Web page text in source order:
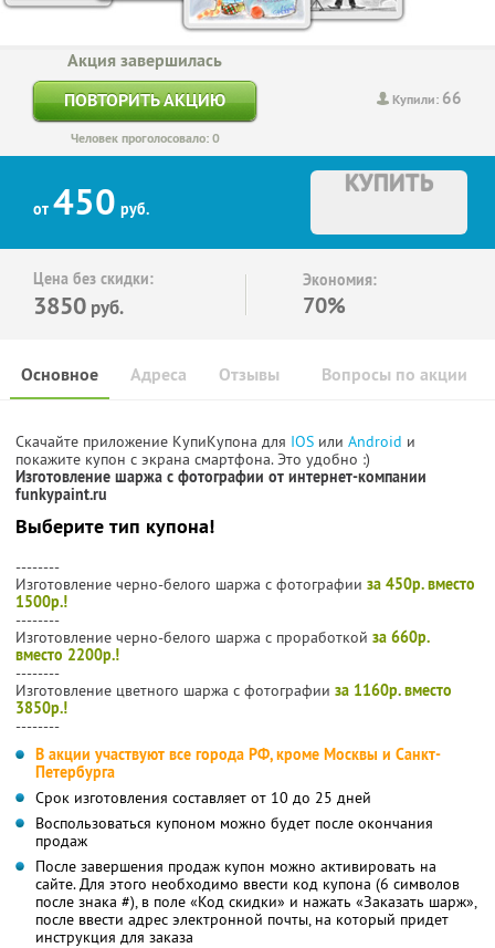
Купили: 66
Акция завершилась
ПОВТОРИТЬ АКЦИЮ
Человек проголосовало: 0
от 450 руб.
КУПИТЬ
Цена без скидки:
3850 руб.
Экономия:
70%
Основное Отзывы Вопросы по акции
Адреса
Скачайте приложение КупиКупона для IOS или Android и
покажите купон с экрана смартфона. Это удобно :)
Изготовление шаржа с фотографии от интернет-компании
funkypaint.ru
Выберите тип купона!
--------
Изготовление черно-белого шаржа с фотографии за 450р. вместо
1500р.!
--------
Изготовление черно-белого шаржа с проработкой за 660р.
вместо 2200р.!
--------
Изготовление цветного шаржа с фотографии за 1160р. вместо
3850р.!
--------
В акции участвуют все города РФ, кроме Москвы и Санкт-
Петербурга
Срок изготовления составляет от 10 до 25 дней
Воспользоваться купоном можно будет после окончания
продаж
После завершения продаж купон можно активировать на
сайте. Для этого необходимо ввести код купона (6 символов
после знака #), в поле «Код скидки» и нажать «Заказать шарж»,
после ввести адрес электронной почты, на который придет
инструкция для заказа